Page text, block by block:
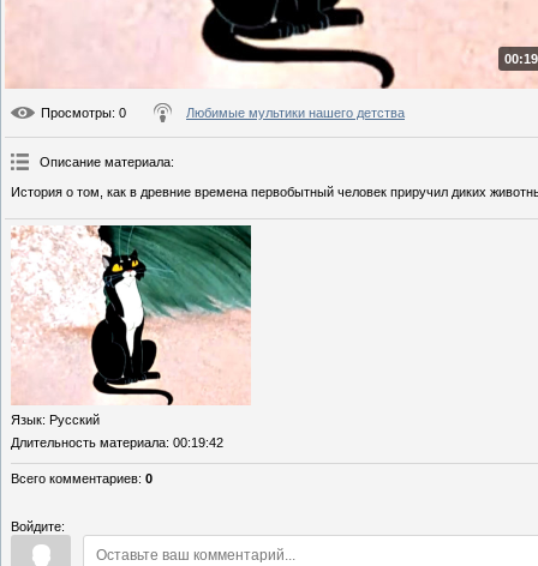
Просмотры: 0 Любимые мультики нашего детства
Описание материала:
История о том, как в древние времена первобытный человек приручил диких
Язык: Русский
Длительность материала: 00:19:42
Всего комментариев: 0
Войдите: